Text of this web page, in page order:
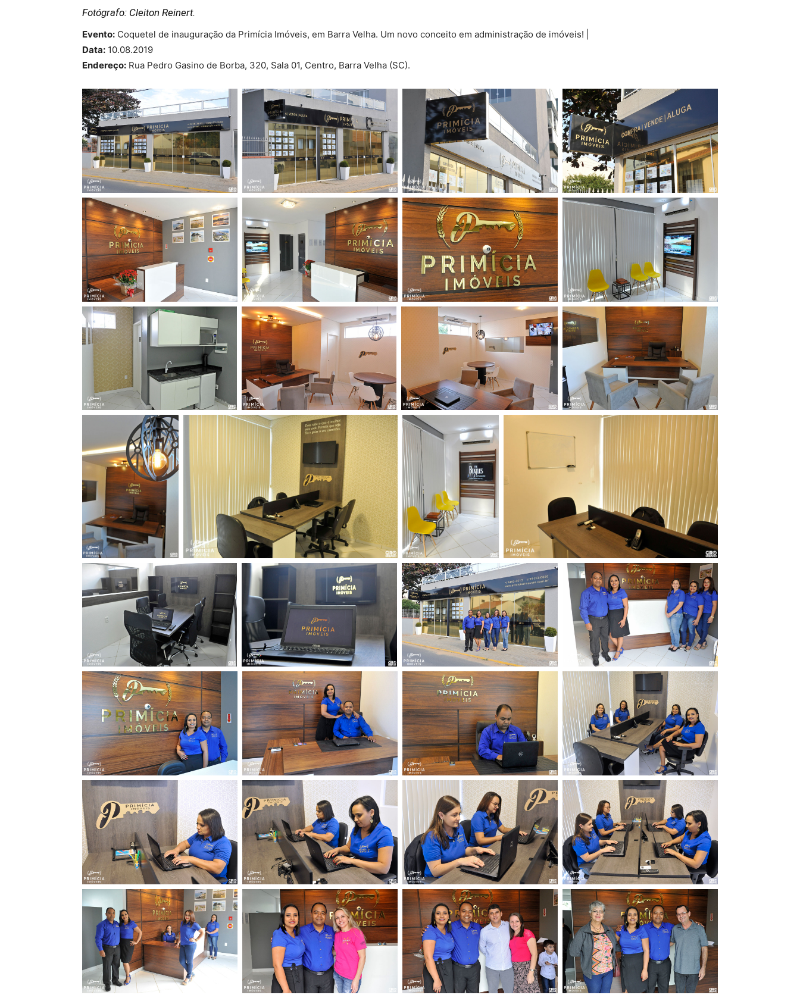
Fotógrafo: Cleiton Reinert.
Evento: Coquetel de inauguração da Primícia Imóveis, em Barra Velha. Um novo conceito em administração de imóveis! |
Data: 10.08.2019
Endereço: Rua Pedro Gasino de Borba, 320, Sala 01, Centro, Barra Velha (SC).